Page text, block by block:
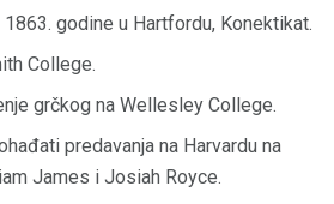
godine u Hartfordu, Konektikat.
College.
grčkog na Wellesley College.
predavanja na Harvardu na
James i Josiah Royce.